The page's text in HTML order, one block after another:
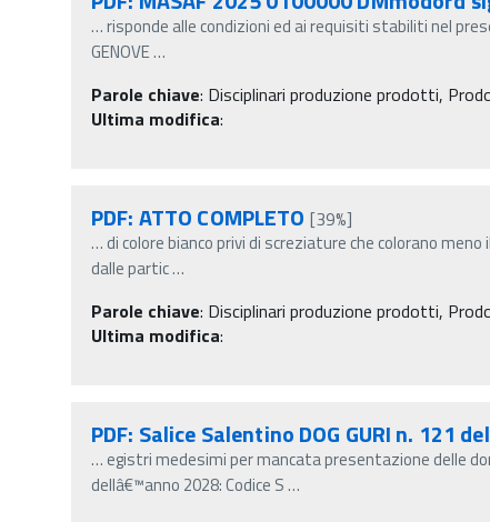
…risponde alle condizioni ed ai requisiti stabiliti nel
GENOVE…
Parole chiave: Disciplinari produzione prodotti,
Ultima modifica:
PDF: ATTO COMPLETO [39%]
…di colore bianco privi di screziature che colorano
dalle partic…
Parole chiave: Disciplinari produzione prodotti,
Ultima modifica:
PDF: Salice Salentino DOG GURI n. 121
… egistri medesimi per mancata presentazione delle
dellâ€™anno 2028: Codice S…